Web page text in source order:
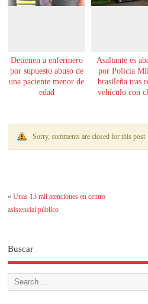
Detienen a enfermero
por supuesto abuso de
una paciente menor de
edad
Asaltante es
por Policía
brasileña tras
vehículo con
Sorry, comments are closed for this post
«Unas 13 mil atenciones en centro
asistencial público
Buscar